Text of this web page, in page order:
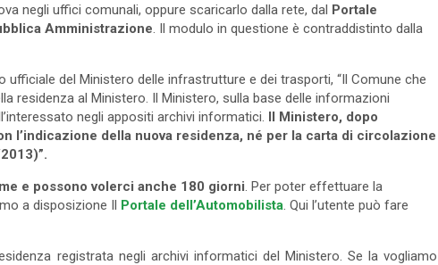
negli uffici comunali, oppure scaricarlo dalla rete, dal Portale
Amministrazione. Il modulo in questione è contraddistinto dalla
del Ministero delle infrastrutture e dei trasporti, “Il Comune che
residenza al Ministero. Il Ministero, sulla base delle informazioni
negli appositi archivi informatici. Il Ministero, dopo
l’indicazione della nuova residenza, né per la carta di circolazione
e possono volerci anche 180 giorni. Per poter effettuare la
a disposizione Il Portale dell’Automobilista. Qui l’utente può fare
registrata negli archivi informatici del Ministero. Se la vogliamo